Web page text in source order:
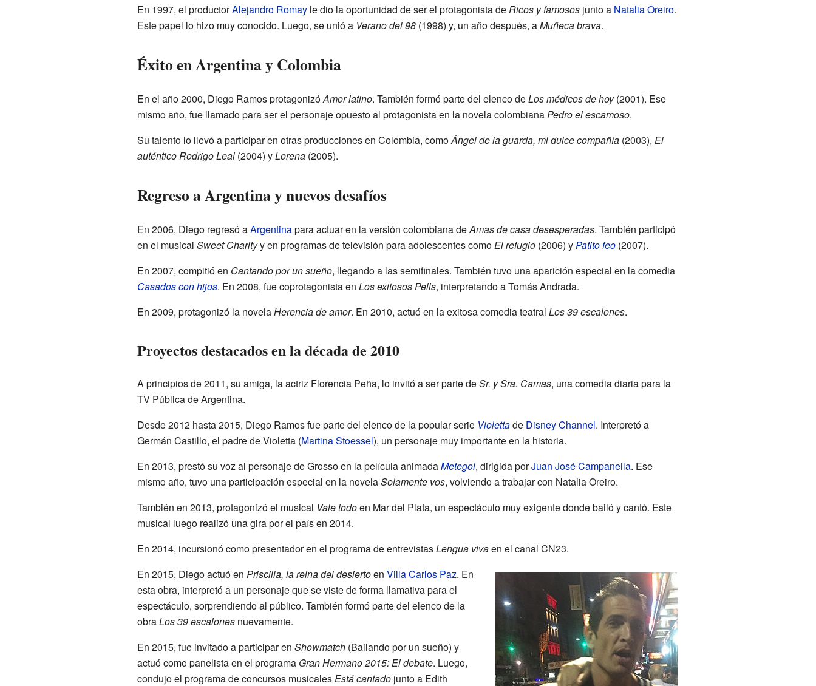
En 1997, el productorAlejandro Romayle dio la oportunidad de ser el protagonista deRicos y famososjunto a Natalia Oreiro.
Este papel lo hizo muy conocido. Luego, se unió a Verano del 98(1998) y, un año después, aMuñeca brava.
Éxito en Argentina y Colombia
En el año 2000, Diego Ramos protagonizóAmor latino. También formó parte del elenco deLos médicos de hoy(2001). Ese
mismo año, fue llamado para ser el personaje opuesto al protagonista en la novela colombianaPedro el escamoso.
Su talento lo llevó a participar en otras producciones en Colombia, comoÁngel de la guarda, mi dulce compañía(2003), El
auténtico Rodrigo Leal(2004) yLorena(2005).
Regreso a Argentina y nuevos desafíos
En 2006, Diego regresó aArgentinapara actuar en la versión colombiana deAmas de casa desesperadas. También participó
en el musical Sweet Charityy en programas de televisión para adolescentes comoEl refugio(2006) yPatito feo(2007).
En 2007, compitió en Cantando por un sueño, llegando a las semifinales. También tuvo una aparición especial en la comedia
Casados con hijos. En 2008, fue coprotagonista en Los exitosos Pells, interpretando a Tomás Andrada.
En 2009, protagonizó la novelaHerencia de amor. En 2010, actuó en la exitosa comedia teatral Los 39 escalones.
Proyectos destacados en la década de 2010
A principios de 2011, su amiga, la actriz Florencia Peña, lo invitó a ser parte deSr. y Sra. Camas, una comedia diaria para la
TV Pública de Argentina.
Desde 2012 hasta 2015, Diego Ramos fue parte del elenco de la popular serie Violettade Disney Channel. Interpretó a
Germán Castillo, el padre de Violetta (Martina Stoessel), un personaje muy importante en la historia.
En 2013, prestó su voz al personaje de Grosso en la película animadaMetegol, dirigida porJuan José Campanella. Ese
mismo año, tuvo una participación especial en la novelaSolamente vos, volviendo a trabajar con Natalia Oreiro.
También en 2013, protagonizó el musical Vale todoen Mar del Plata, un espectáculo muy exigente donde bailó y cantó. Este
musical luego realizó una gira por el país en 2014.
En 2014, incursionó como presentador en el programa de entrevistasLengua vivaen el canal CN23.
En 2015, Diego actuó en Priscilla, la reina del desiertoen Villa Carlos Paz. En
esta obra, interpretó a un personaje que se viste de forma llamativa para el
espectáculo, sorprendiendo al público. También formó parte del elenco de la
obraLos 39 escalonesnuevamente.
En 2015, fue invitado a participar en Showmatch(Bailando por un sueño) y
actuó como panelista en el programa Gran Hermano 2015: El debate. Luego,
condujo el programa de concursos musicalesEstá cantadojunto a Edith